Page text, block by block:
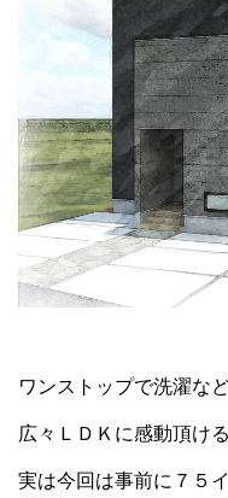
ワンストップで洗濯な
広々ＬＤＫに感動頂け
実は今回は事前に７５